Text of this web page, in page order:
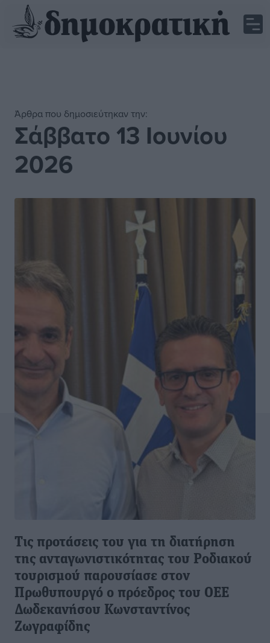
Άρθρα που δημοσιεύτηκαν την:
Σάββατο 13 Ιουνίου
2026
Τις προτάσεις του για τη διατήρηση
της ανταγωνιστικότητας του Ροδιακού
τουρισμού παρουσίασε στον
Πρωθυπουργό ο πρόεδρος του ΟΕΕ
Δωδεκανήσου Κωνσταντίνος
Ζωγραφίδης